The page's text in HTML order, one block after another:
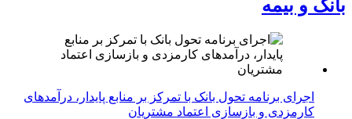
بانک و بیمه
اجرای برنامه تحول بانک با تمرکز بر منابع پایدار، درآمدهای
کارمزدی و بازسازی اعتماد مشتریان